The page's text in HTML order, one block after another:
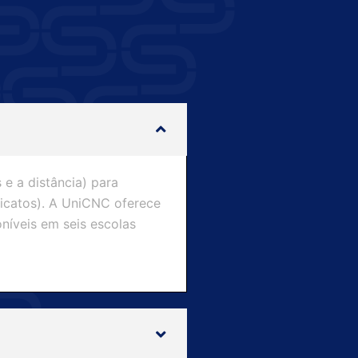
a distância) para
A UniCNC oferece
em seis escolas